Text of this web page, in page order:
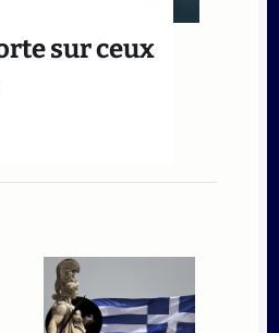
sur ceux